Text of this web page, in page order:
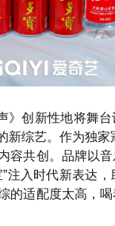
》创新性地将舞
综艺。作为独家
容共创。品牌以
注入时代新表达
的适配度太高，